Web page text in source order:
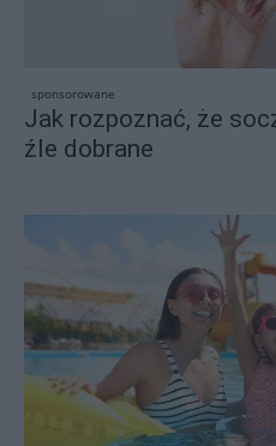
sponsorowane
Jak rozpoznać, że
źle dobrane